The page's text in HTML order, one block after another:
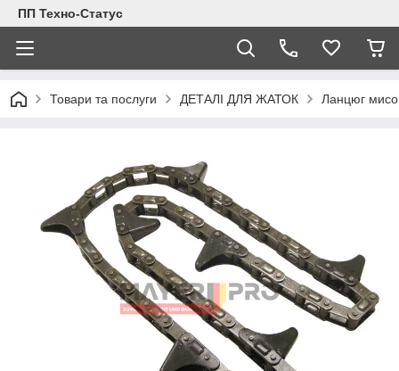
ПП Техно-Статус
Товари та послуги ДЕТАЛІ ДЛЯ ЖАТОК Ланцюг